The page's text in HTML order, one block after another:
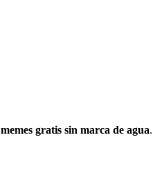
memes gratis sin marca de agua.